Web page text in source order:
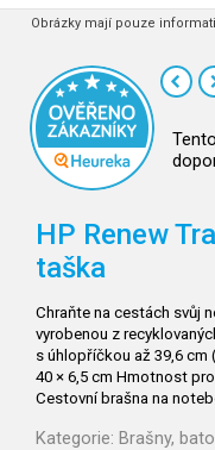
Obrázky mají pouze
HP Renew
taška
Chraňte na cestách svůj
vyrobenou z
s úhlopříčkou až 39,6 cm
40 × 6,5 cm Hmotnost
Cestovní brašna na
Kategorie: Brašny,